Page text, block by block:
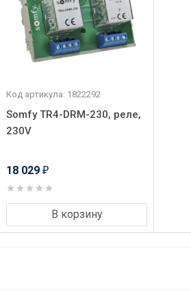
Код артикула: 1822292
Somfy TR4-DRM-230, реле,
230V
18 029 ₽
В корзину